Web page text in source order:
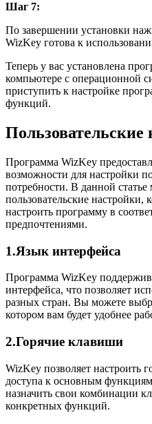
Шаг 7:
По завершении установки
WizKey готова к
Теперь у вас установлена
компьютере с операционной
приступить к настройке
функций.
Пользовательские
Программа WizKey
возможности для настройки
потребности. В данной
пользовательские настройки,
настроить программу в
предпочтениями.
1.Язык интерфейса
Программа WizKey
интерфейса, что позволяет
разных стран. Вы можете
котором вам будет удобнее
2.Горячие клавиши
WizKey позволяет настроить
доступа к основным
назначить свои комбинации
конкретных функций.